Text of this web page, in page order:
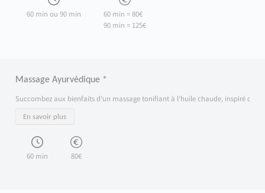
60 min ou 90 min
60 min = 80€
90 min = 125€
Massage Ayurvédique *
Succombez aux bienfaits d’un massage tonifiant à l’huile chaude, inspiré de
En savoir plus
60 min 80€